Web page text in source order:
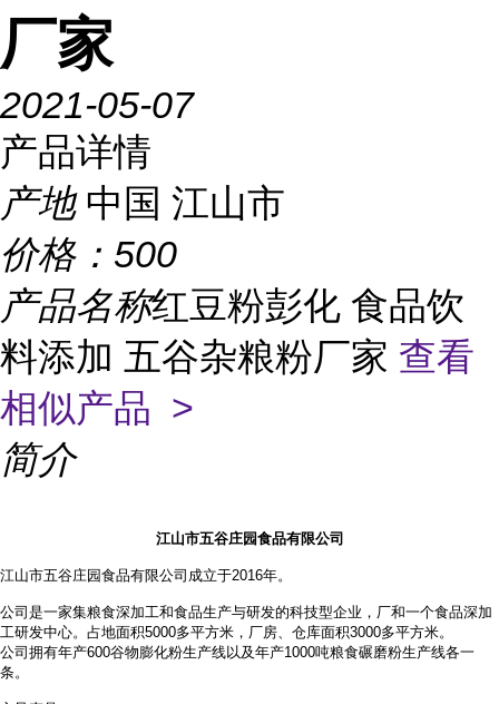
厂家
2021-05-07
产品详情
产地 中国 江山市
价格： 500
产品名称红豆粉彭化 食品饮
料添加 五谷杂粮粉厂家 查看
相似产品 >
简介
江山市五谷庄园食品有限公司
江山市五谷庄园食品有限公司成立于2016年。
公司是一家集粮食深加工和食品生产与研发的科技型企业，厂和一个食品深加
工研发中心。占地面积5000多平方米，厂房、仓库面积3000多平方米。
公司拥有年产600谷物膨化粉生产线以及年产1000吨粮食碾磨粉生产线各一
条。